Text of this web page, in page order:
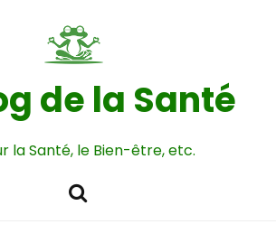
de la Santé
la Santé, le Bien-être, etc.